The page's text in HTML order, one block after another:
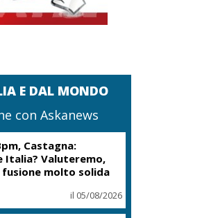
E DAL MONDO
con Askanews
Castagna:
Italia? Valuteremo,
molto solida
il 05/08/2026